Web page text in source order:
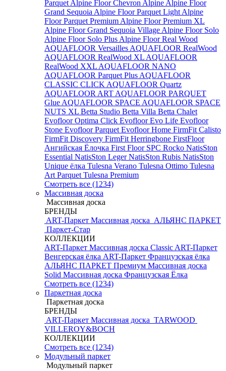
Parquet Alpine Floor Chevron Alpine Alpine Floor
Grand Sequoia Alpine Floor Parquet Light Alpine
Floor Parquet Premium Alpine Floor Premium XL
Alpine Floor Grand Sequoia Village Alpine Floor Solo
Alpine Floor Solo Plus Alpine Floor Real Wood
AQUAFLOOR Versailles AQUAFLOOR RealWood
AQUAFLOOR RealWood XL AQUAFLOOR
RealWood XXL AQUAFLOOR NANO
AQUAFLOOR Parquet Plus AQUAFLOOR
CLASSIC CLICK AQUAFLOOR Quartz
AQUAFLOOR ART AQUAFLOOR PARQUET
Glue AQUAFLOOR SPACE AQUAFLOOR SPACE
NUTS XL Betta Studio Betta Villa Betta Chalet
Evofloor Optima Click Evofloor Evo Life Evofloor
Stone Evofloor Parquet Evofloor Home FirmFit Calisto
FirmFit Discovery FirmFit Herringbone FirstFloor
Ангийская Ёлочка First Floor SPC Rocko NatisSton
Essential NatisSton LegerNatisSton Rubis NatisSton
Unique ёлка Tulesna Verano Tulesna Ottimo Tulesna
Art Parquet Tulesna Premium
Смотреть все (1234)
Массивная доска
Массивная доска
БРЕНДЫ
ART-Паркет Массивная доска АЛЬЯНС ПАРКЕТ
Паркет-Стар
КОЛЛЕКЦИИ
ART-Паркет Массивная доска Classic ART-Паркет
Венгерская ёлка ART-Паркет Французская ёлка
АЛЬЯНС ПАРКЕТ Премиум Массивная доска
Solid Массивная доска Французская Ёлка
Смотреть все (1234)
Паркетная доска
Паркетная доска
БРЕНДЫ
ART-Паркет Массивная доска TARWOOD
VILLEROY&BOCH
КОЛЛЕКЦИИ
Смотреть все (1234)
Модульный паркет
Модульный паркет